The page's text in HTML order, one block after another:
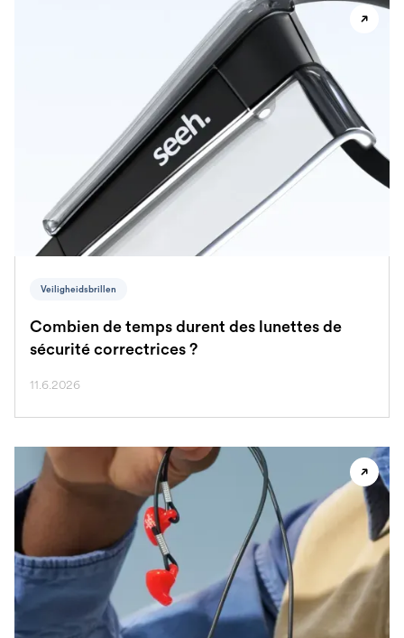
Veiligheidsbrillen
Combien de temps durent des lunettes de
sécurité correctrices ?
11.6.2026